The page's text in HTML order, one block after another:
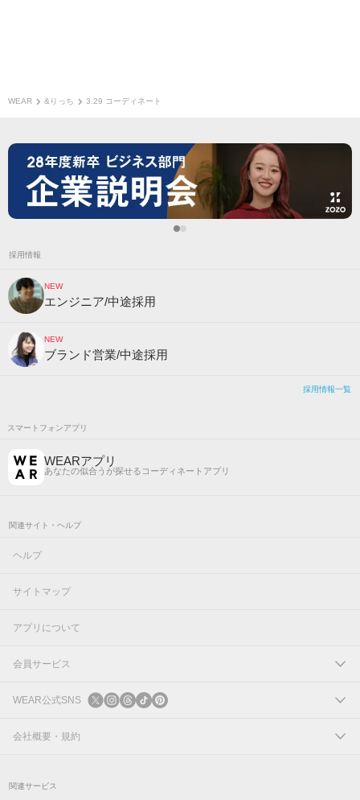
WEAR &りっち 3.29 コーディネート
採用情報
NEW
エンジニア/中途採用
NEW
ブランド営業/中途採用
採用情報一覧
スマートフォンアプリ
WEARアプリ
あなたの似合うが探せるコーディネートアプリ
関連サイト・ヘルプ
ヘルプ
サイトマップ
アプリについて
会員サービス
ログイン
新規会員登録
WEAR公式SNS
X
会社概要・規約
関連サービス